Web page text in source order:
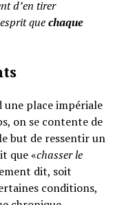
d’en tirer
quechaque
une place impériale
on se contente de
but de ressentir un
que «chasser le
dit, soit
conditions,